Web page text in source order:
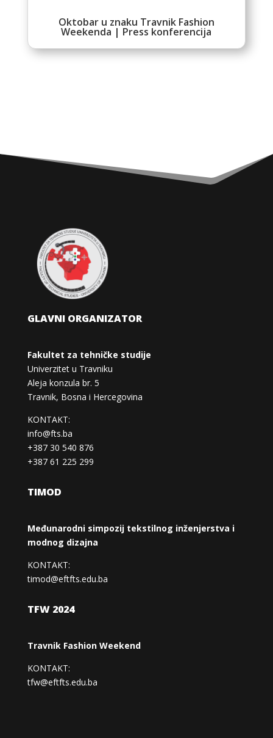
Oktobar u znaku Travnik Fashion
Weekenda | Press konferencija
GLAVNI ORGANIZATOR
Fakultet za tehničke studije
Univerzitet u Travniku
Aleja konzula br. 5
Travnik, Bosna i Hercegovina
KONTAKT:
info@fts.ba
+387 30 540 876
+387 61 225 299
TIMOD
Međunarodni simpozij tekstilnog inženjerstva i
modnog dizajna
KONTAKT:
timod@eftfts.edu.ba
TFW 2024
Travnik Fashion Weekend
KONTAKT:
tfw@eftfts.edu.ba